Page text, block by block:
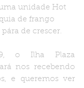
unidade Hot
de frango
de crescer.
o Ilha Plaza
nos recebendo
e queremos ver